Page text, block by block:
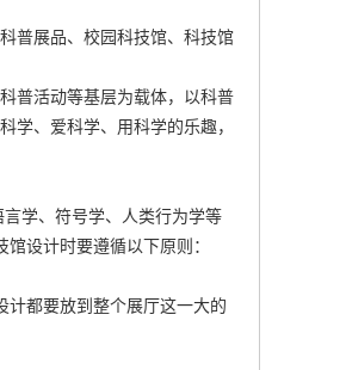
普展品、校园科技馆、科技馆
普活动等基层为载体，以科普
学、爱科学、用科学的乐趣，
学、符号学、人类行为学等
设计时要遵循以下原则：
计都要放到整个展厅这一大的